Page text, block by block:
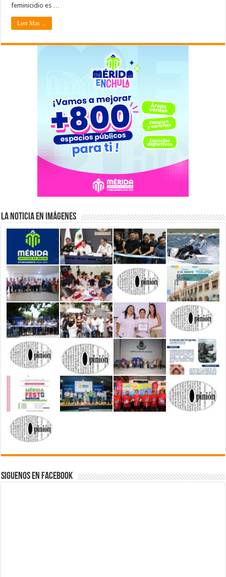
feminicidio es …
Leer Mas ...
La Noticia en Imágenes
Siguenos en Facebook